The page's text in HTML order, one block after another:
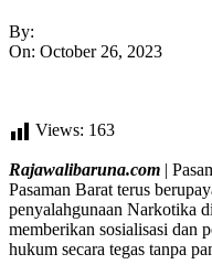
By:
On: October 26, 2023
Views: 163
Rajawalibaruna.com |
Pasaman Barat terus
penyalahgunaan Narkotika
memberikan sosialisasi dan
hukum secara tegas tanpa